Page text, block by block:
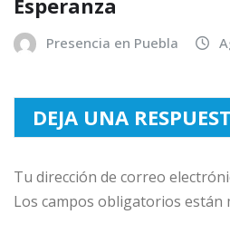
Esperanza
Presencia en Puebla
DEJA UNA
Tu dirección de correo
Los campos obligatorios están